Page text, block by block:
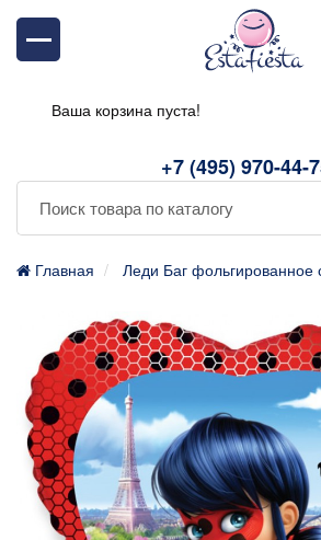
+7 (495) 970-44-
Ваша корзина пуста!
Главная Леди Баг фольгированное